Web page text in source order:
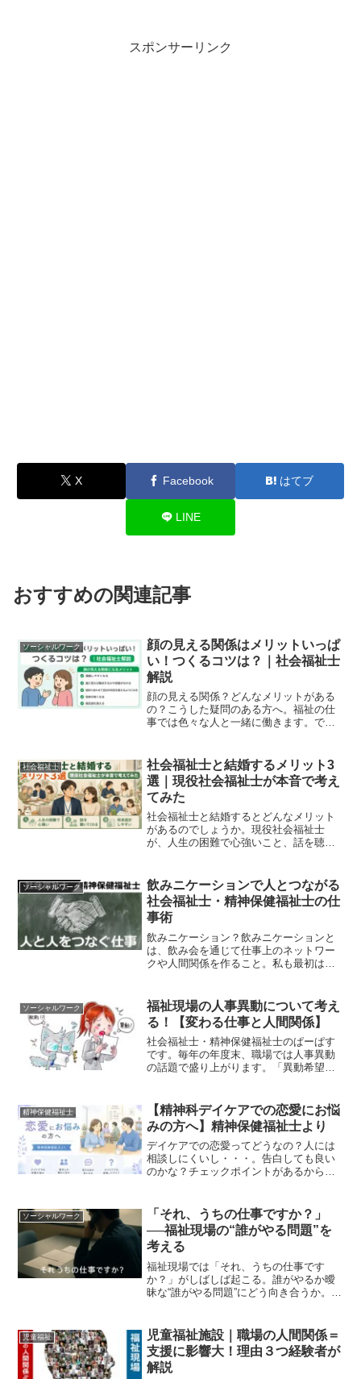
スポンサーリンク
X Facebook はてブ
LINE
おすすめの関連記事
ソーシャルワーク
顔の見える関係はメリットいっぱ
い！つくるコツは？｜社会福祉士
解説
顔の見える関係？どんなメリットがある
の？こうした疑問のある方へ。福祉の仕
事では色々な人と一緒に働きます。で
えば、こんなことがありませんか？ 他の
機関の人と話すのが嫌だ！...
社会福祉士
社会福祉士と結婚するメリット3
選｜現役社会福祉士が本音で考え
てみた
社会福祉士と結婚するとどんなメリット
があるのでしょうか。現役社会福祉士
が、人生の困難で心強いこと、話を聴く
えている方へ。
ソーシャルワーク
飲みニケーションで人とつながる
社会福祉士・精神保健福祉士の仕
事術
飲みニケーション？飲みニケーションと
は、飲み会を通じて仕事上のネットワー
クや人間関係を作ること。私も最初は飲
た。この記事を読んでいただければ、以
下のことがわかります。 こ...
ソーシャルワーク
福祉現場の人事異動について考え
る！【変わる仕事と人間関係】
社会福祉士・精神保健福祉士のぱーぱす
です。毎年の年度末、職場では人事異動
の話題で盛り上がります。「異動希望は
たの職場ではどうですか？以前、私の同
僚が、上司が机に置いた人...
精神保健福祉士
【精神科デイケアでの恋愛にお悩
みの方へ】精神保健福祉士より
デイケアでの恋愛ってどうなの？人には
相談しにくいし・・・。告白しても良い
のかな？チェックポイントがあるから一
ソーシャルワーカー。児童相談所などで
の実務経験をもとに発信。...
ソーシャルワーク
「それ、うちの仕事ですか？」
──福祉現場の“誰がやる問題”を
考える
福祉現場では「それ、うちの仕事です
か？」がしばしば起こる。誰がやるか曖
昧な“誰がやる問題”にどう向き合うか。根
児童福祉
児童福祉施設｜職場の人間関係＝
支援に影響大！理由３つ経験者が
解説